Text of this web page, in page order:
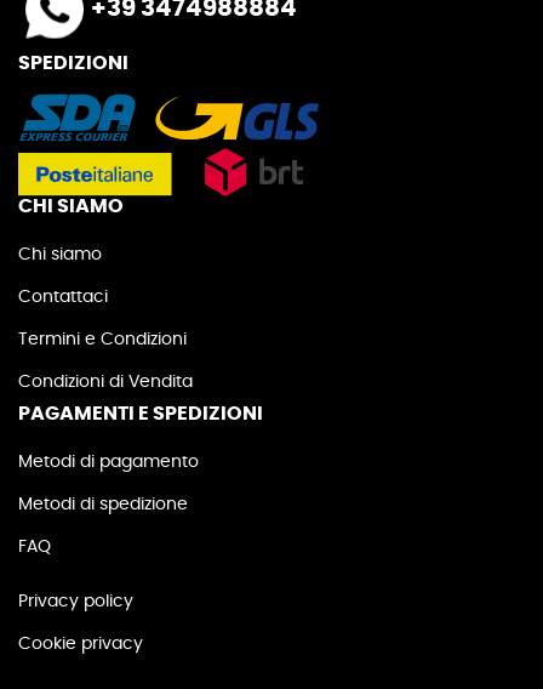
+39 3474988884
SPEDIZIONI
CHI SIAMO
Chi siamo
Contattaci
Termini e Condizioni
Condizioni di Vendita
PAGAMENTI E SPEDIZIONI
Metodi di pagamento
Metodi di spedizione
FAQ
Privacy policy
Cookie privacy